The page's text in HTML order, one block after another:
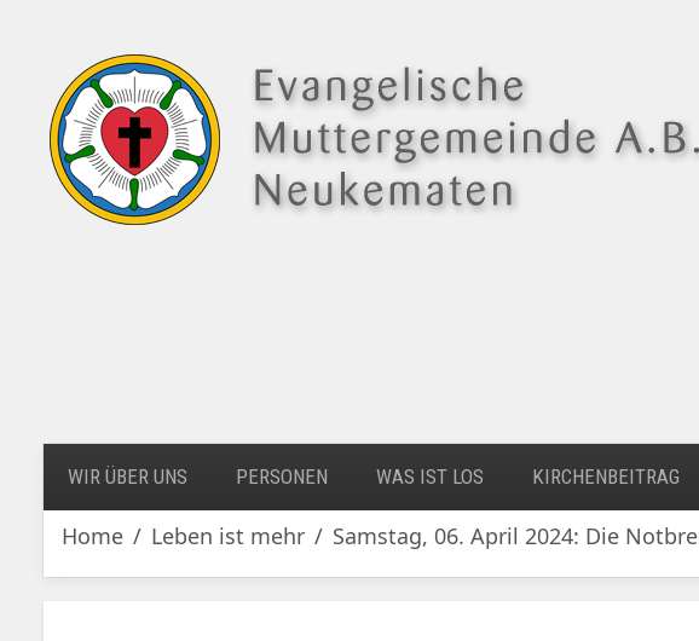
WIR ÜBER UNS PERSONEN WAS IST LOS KIRCHENBEITRAG
Home Leben ist mehr Samstag, 06. April 2024: Die